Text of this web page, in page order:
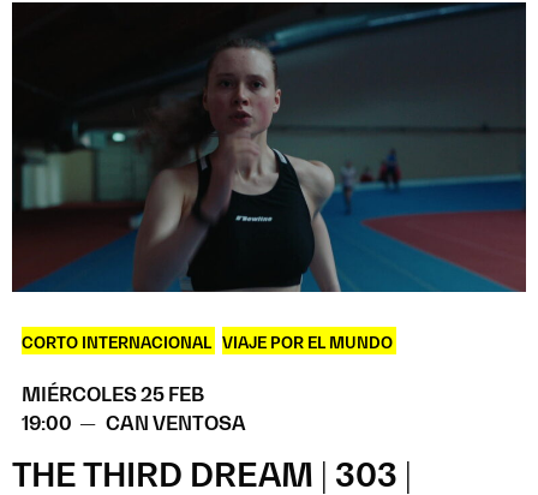
CORTO INTERNACIONAL VIAJE POR EL MUNDO
MIÉRCOLES 25 FEB
19:00 — CAN VENTOSA
THE THIRD DREAM | 303 |